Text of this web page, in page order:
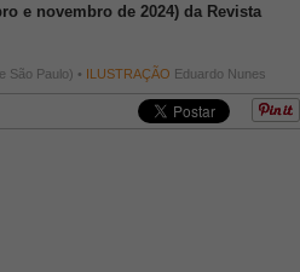
e novembro de 2024) da Revista
São Paulo) • ILUSTRAÇÃO Eduardo Nunes